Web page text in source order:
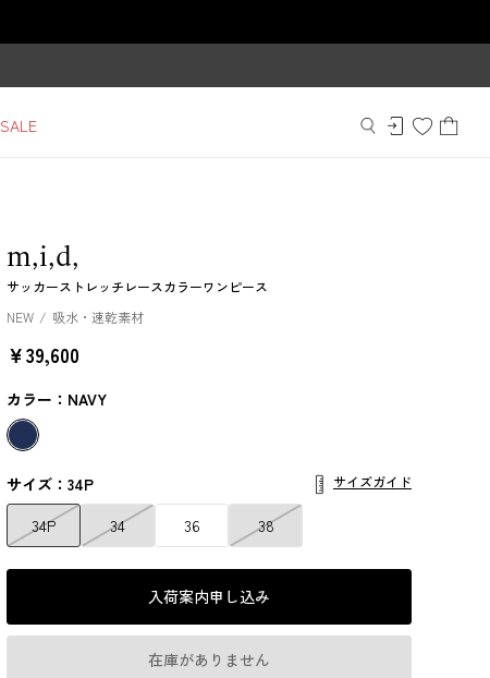
SALE
m,i,d,
サッカーストレッチレースカラーワンピース
NEW
吸水・速乾素材
￥39,600
カラー：NAVY
サイズ：34P サイズガイド
34P 34 36 38
入荷案内申し込み
在庫がありません